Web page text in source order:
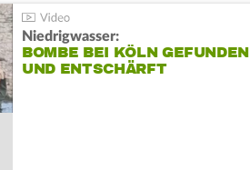
Niedrigwasser:
BOMBE BEI KÖLN GEFUNDEN
UND ENTSCHÄRFT